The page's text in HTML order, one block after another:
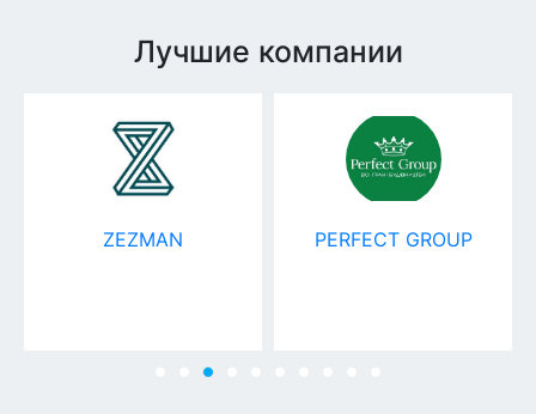
Лучшие компании
ZEZMAN PERFECT GROUP